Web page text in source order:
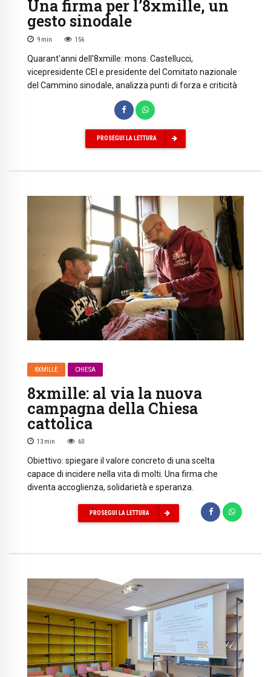
Una firma per l’8xmille, un
gesto sinodale
9 min 156
Quarant'anni dell'8xmille: mons. Castellucci,
vicepresidente CEI e presidente del Comitato nazionale
del Cammino sinodale, analizza punti di forza e criticità
PROSEGUI LA LETTURA
8XMILLE CHIESA
8xmille: al via la nuova
campagna della Chiesa
cattolica
13 min 60
Obiettivo: spiegare il valore concreto di una scelta
capace di incidere nella vita di molti. Una firma che
diventa accoglienza, solidarietà e speranza.
PROSEGUI LA LETTURA